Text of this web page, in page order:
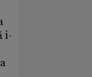
i-